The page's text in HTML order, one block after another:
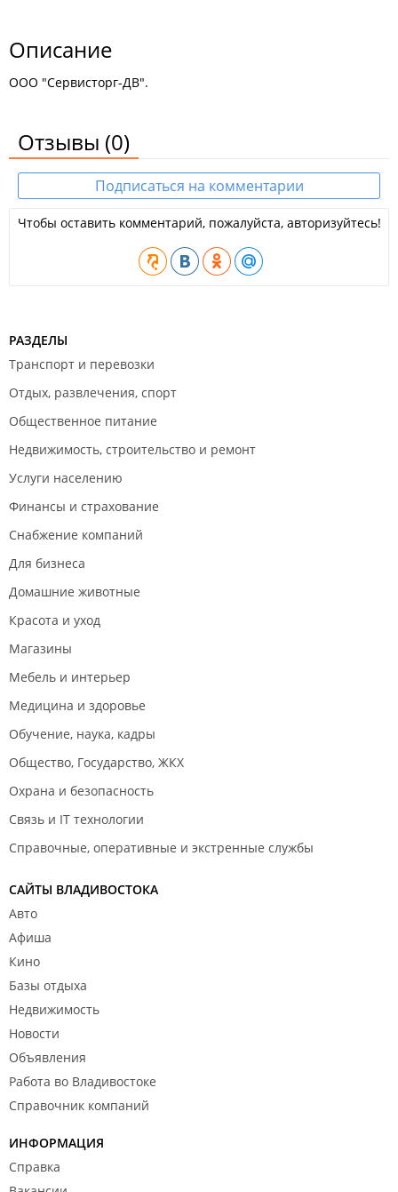
Описание
ООО "Сервисторг-ДВ".
Отзывы (0)
Подписаться на комментарии
Чтобы оставить комментарий, пожалуйста, авторизуйтесь!
РАЗДЕЛЫ
Транспорт и перевозки
Отдых, развлечения, спорт
Общественное питание
Недвижимость, строительство и ремонт
Услуги населению
Финансы и страхование
Снабжение компаний
Для бизнеса
Домашние животные
Красота и уход
Магазины
Мебель и интерьер
Медицина и здоровье
Обучение, наука, кадры
Общество, Государство, ЖКХ
Охрана и безопасность
Связь и IT технологии
Справочные, оперативные и экстренные службы
САЙТЫ ВЛАДИВОСТОКА
Авто
Афиша
Кино
Базы отдыха
Недвижимость
Новости
Объявления
Работа во Владивостоке
Справочник компаний
ИНФОРМАЦИЯ
Справка